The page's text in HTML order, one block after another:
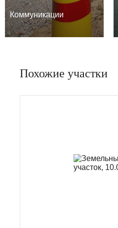
Коммуникации
Похожие участки